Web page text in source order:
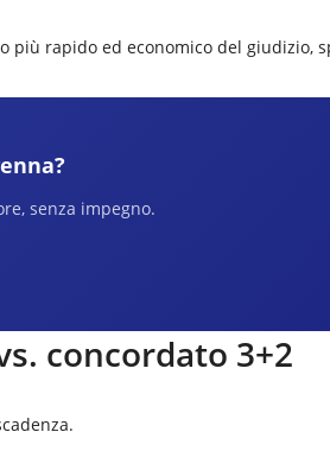
rapido ed economico del giudizio,
?
senza impegno.
concordato 3+2